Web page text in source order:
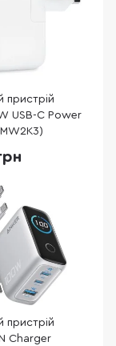
пристрій
USB-C Power
пристрій
Charger